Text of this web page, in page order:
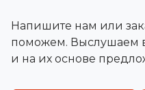
Напишите нам или
поможем. Выслушаем
и на их основе